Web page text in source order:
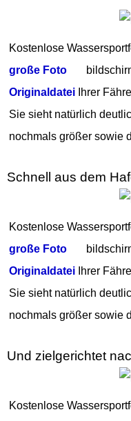
Kostenlose
große Foto
Originaldatei Ihrer
Sie sieht natürlich
nochmals größer sowie
Schnell aus dem
Kostenlose
große Foto
Originaldatei Ihrer
Sie sieht natürlich
nochmals größer sowie
Und zielgerichtet
Kostenlose